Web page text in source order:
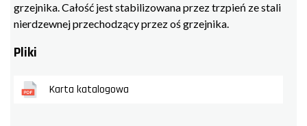
grzejnika. Całość jest stabilizowana przez trzpień ze stali
nierdzewnej przechodzący przez oś grzejnika.
Pliki
Karta katalogowa